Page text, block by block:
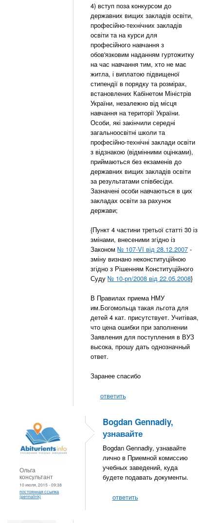
4) вступ поза конкурсом до
державних вищих закладів освіти,
професійно-технічних закладів
освіти та на курси для
професійного навчання з
обов'язковим наданням гуртожитку
на час навчання тим, хто не має
житла, і виплатою підвищеної
стипендії в порядку та розмірах,
встановлених Кабінетом Міністрів
України, незалежно від місця
навчання на території України.
Особи, які закінчили середні
загальноосвітні школи та
професійно-технічні заклади освіти
з відзнакою (відмінними оцінками),
приймаються без екзаменів до
державних вищих закладів освіти
за результатами співбесіди.
Зазначені особи навчаються в цих
закладах освіти за рахунок
держави;
{Пункт 4 частини третьої статті 30 із
змінами, внесеними згідно із
Законом № 107-VI від 28.12.2007 -
зміну визнано неконституційною
згідно з Рішенням Конституційного
Суду № 10-рп/2008 від 22.05.2008}
В Правилах приема НМУ
им.Богомольца такая льгота для
детей 4 кат. присутствует. Учитівая,
что цена ошибки при заполнении
Заявления для поступления в ВУЗ
высока, прошу дать однозначный
ответ.
Заранее спасибо
ответить
Ольга
консультант
10 июля, 2015 - 09:38
постоянная ссылка
(permalink)
Bogdan Gennadiy,
узнавайте
Bogdan Gennadiy, узнавайте
лично в Приемной комиссию
учебных заведений, куда
будете подавать документы.
ответить